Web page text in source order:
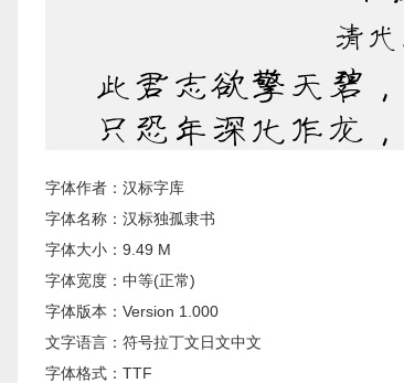
字体作者：汉标字库
字体名称：汉标独孤隶书
字体大小：9.49 M
字体宽度：中等(正常)
字体版本：Version 1.000
文字语言：符号拉丁文日文中文
字体格式：TTF